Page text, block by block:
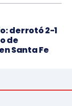
derrotó 2-1
de
Santa Fe